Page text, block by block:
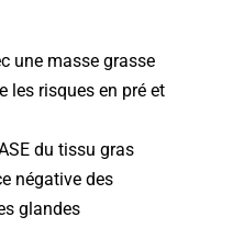
une masse grasse
les risques en pré et
du tissu gras
négative des
glandes